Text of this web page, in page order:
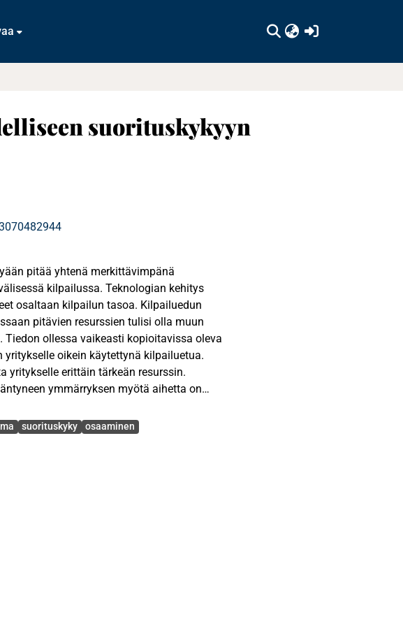
suorituskykyyn
pitää yhtenä merkittävimpänä
kilpailussa. Teknologian kehitys
osaltaan kilpailun tasoa. Kilpailuedun
pitävien resurssien tulisi olla muun
ollessa vaikeasti kopioitavissa oleva
yritykselle oikein käytettynä kilpailuetua.
yritykselle erittäin tärkeän resurssin.
ymmärryksen myötä aihetta on
osaamispääoman vaikutuksista
suorituskykyyn. Tutkielmassa
taustoihin sekä määritelmään.
suorituskyky
osaaminen